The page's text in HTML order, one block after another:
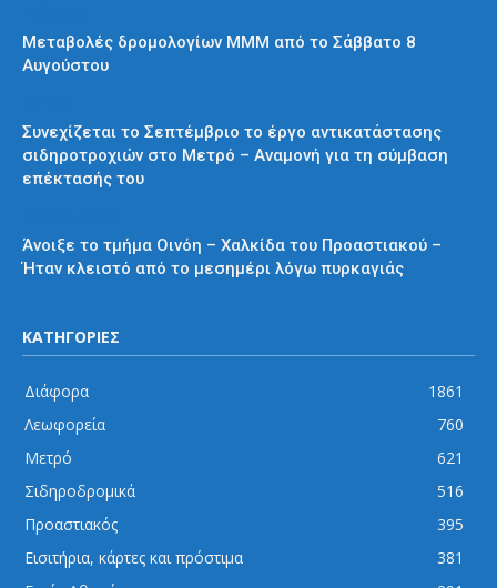
Μεταβολές δρομολογίων ΜΜΜ από το Σάββατο 8
Αυγούστου
Συνεχίζεται το Σεπτέμβριο το έργο αντικατάστασης
σιδηροτροχιών στο Μετρό – Αναμονή για τη σύμβαση
επέκτασής του
Άνοιξε το τμήμα Οινόη – Χαλκίδα του Προαστιακού –
Ήταν κλειστό από το μεσημέρι λόγω πυρκαγιάς
ΚΑΤΗΓΟΡΙΕΣ
Διάφορα
1861
Λεωφορεία
760
Μετρό
621
Σιδηροδρομικά
516
Προαστιακός
395
Εισιτήρια, κάρτες και πρόστιμα
381